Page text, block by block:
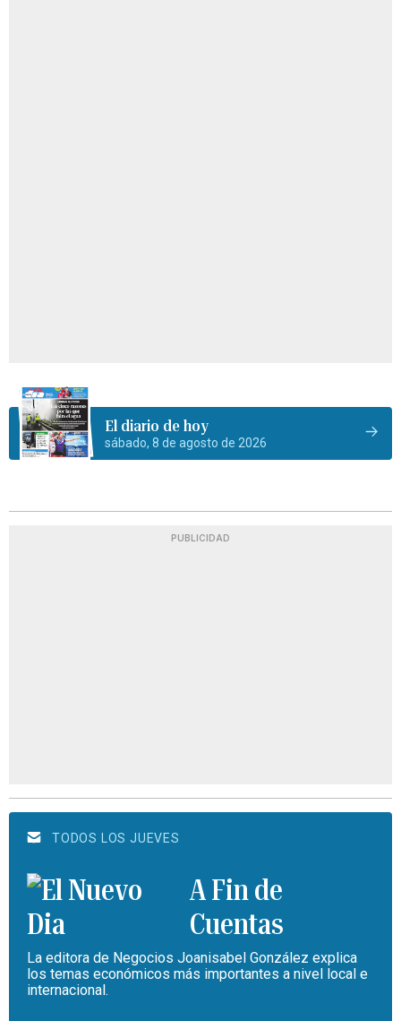
El diario de hoy
sábado, 8 de agosto de 2026
PUBLICIDAD
TODOS LOS JUEVES
A Fin de
Cuentas
La editora de Negocios Joanisabel González explica
los temas económicos más importantes a nivel local e
internacional.